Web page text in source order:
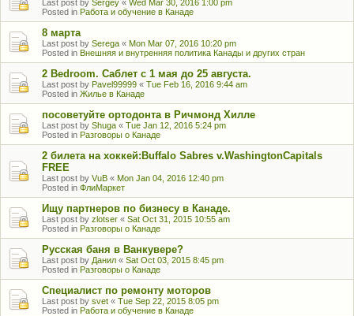
Last post by Sergey « Wed Mar 30, 2016 1:00 pm
Posted in Работа и обучение в Канаде
8 марта
Last post by Serega « Mon Mar 07, 2016 10:20 pm
Posted in Внешняя и внутренняя политика Канады и других стран
2 Bedroom. Саблет с 1 мая до 25 августа.
Last post by Pavel99999 « Tue Feb 16, 2016 9:44 am
Posted in Жилье в Канаде
посоветуйте ортодонта в Ричмонд Хилле
Last post by Shuga « Tue Jan 12, 2016 5:24 pm
Posted in Разговоры о Канаде
2 билета на хоккей:Buffalo Sabres v.WashingtonCapitals
FREE
Last post by VuB « Mon Jan 04, 2016 12:40 pm
Posted in ФлиМаркет
Ищу партнеров по бизнесу в Канаде.
Last post by zlotser « Sat Oct 31, 2015 10:55 am
Posted in Разговоры о Канаде
Русская баня в Ванкувере?
Last post by Данил « Sat Oct 03, 2015 8:45 pm
Posted in Разговоры о Канаде
Специалист по ремонту моторов
Last post by svet « Tue Sep 22, 2015 8:05 pm
Posted in Работа и обучение в Канаде